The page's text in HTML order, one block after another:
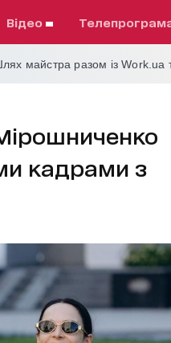
відео
майстра разом із Work.ua
кадрами з